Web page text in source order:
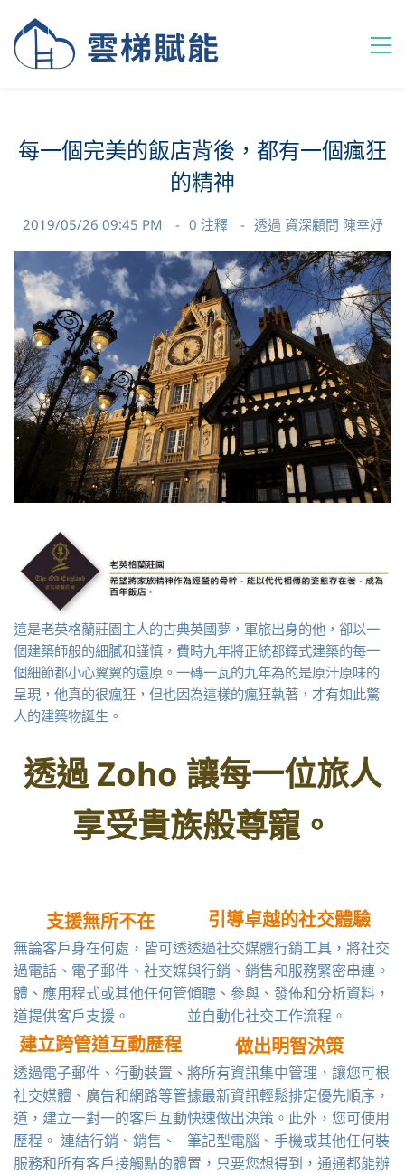
每一個完美的飯店背後，都有一個瘋狂
的精神
2019/05/26 09:45 PM 0 注釋 透過 資深顧問 陳幸妤
這是老英格蘭莊園主人的古典英國夢，軍旅出身的他，卻以一
個建築師般的細膩和謹慎，費時九年將正統都鐸式建築的每一
個細節都小心翼翼的還原。一磚一瓦的九年為的是原汁原味的
呈現，他真的很瘋狂，但也因為這樣的瘋狂執著，才有如此驚
人的建築物誕生。
透過 Zoho 讓每一位旅人
享受貴族般尊寵。
支援無所不在 引導卓越的社交體驗
無論客戶身在何處，皆可透
過電話、電子郵件、社交媒
體、應用程式或其他任何管
道提供客戶支援。
透過社交媒體行銷工具，將社交
與行銷、銷售和服務緊密串連。
傾聽、參與、發佈和分析資料，
並自動化社交工作流程。
建立跨管道互動歷程 做出明智決策
透過電子郵件、行動裝置、
社交媒體、廣告和網路等管
道，建立一對一的客戶互動
歷程。 連結行銷、銷售、
服務和所有客戶接觸點的體
將所有資訊集中管理，讓您可根
據最新資訊輕鬆排定優先順序，
快速做出決策。此外，您可使用
筆記型電腦、手機或其他任何裝
置，只要您想得到，通通都能辦